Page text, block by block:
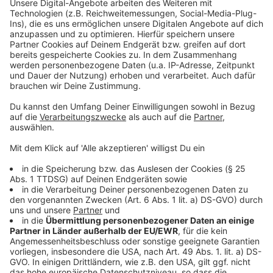
In der Tabelle liegt die Fortuna weiter auf Platz 6, mit
jetzt fünf Punkten Rückstand auf den
Relegationsplatz 3. Am kommenden Samstag (18.
Februar 2023) ist die Fortuna in Fürth zu Gast. Auch
dieses Spiel überträgt Antenne Düsseldorf wieder live.
Anzeige
Weitere Infos und Links zum Thema:
Anzeige
So berichtet die Fortuna die Fortuna über den Sieg
So berichtet Sandhausen über die Niederlage